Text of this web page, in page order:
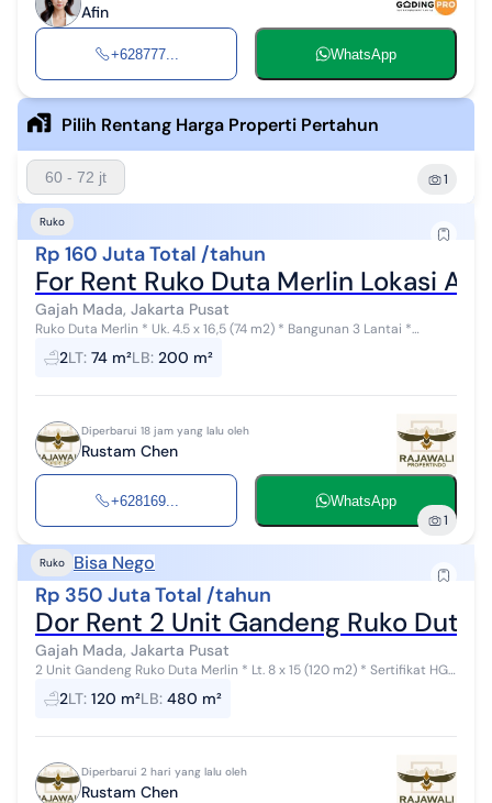
Afin
+628777... WhatsApp
Pilih Rentang Harga Properti Pertahun
60 - 72 jt 1
Ruko
Rp 160 Juta Total /tahun
For Rent Ruko Duta Merlin Lokasi
Gajah Mada, Jakarta Pusat
Ruko Duta Merlin * Uk. 4.5 x 16,5 (74 m2) * Bangunan 3 Lantai *
Sertifikat SHM * Harga Sewa Diangka Rp. 160 juta/tahun (nego) Sewa
Ruko Duta Merl...
2LT: 74 m²LB: 200 m²
Diperbarui 18 jam yang lalu oleh
Rustam Chen
+628169... WhatsApp
1
Ruko Bisa Nego
Rp 350 Juta Total /tahun
Dor Rent 2 Unit Gandeng Ruko Duta
Gajah Mada, Jakarta Pusat
2 Unit Gandeng Ruko Duta Merlin * Lt. 8 x 15 (120 m2) * Sertifikat HGB
* Bangunan 4 Lantai * Air Pam * Harga Sewa Diangka Rp. 350
juta/tahun (neg...
2LT: 120 m²LB: 480 m²
Diperbarui 2 hari yang lalu oleh
Rustam Chen